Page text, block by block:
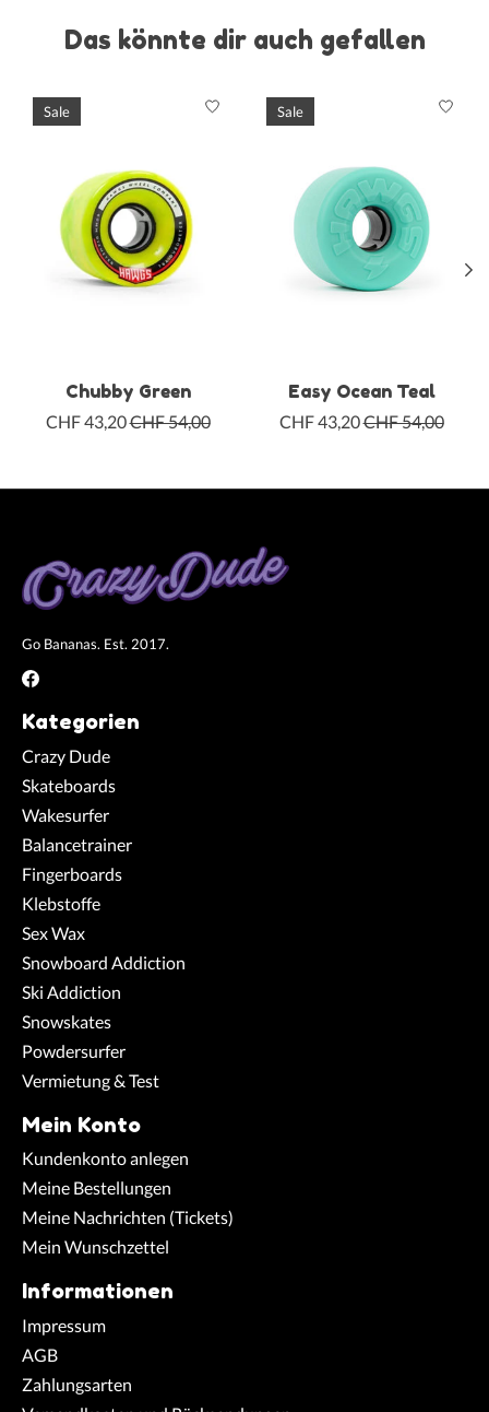
Das könnte dir auch gefallen
Produkt-Karussell-Artikel
Sale
Chubby Green
CHF 43,20CHF 54,00
Sale
Easy Ocean Teal
CHF 43,20CHF 54,00
Go Bananas. Est. 2017.
Kategorien
Crazy Dude
Skateboards
Wakesurfer
Balancetrainer
Fingerboards
Klebstoffe
Sex Wax
Snowboard Addiction
Ski Addiction
Snowskates
Powdersurfer
Vermietung & Test
Mein Konto
Kundenkonto anlegen
Meine Bestellungen
Meine Nachrichten (Tickets)
Mein Wunschzettel
Informationen
Impressum
AGB
Zahlungsarten